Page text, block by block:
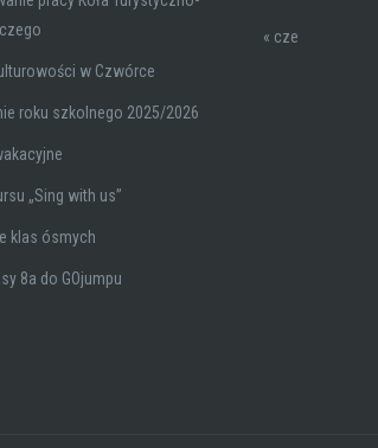
w Czwórce
roku szkolnego 2025/2026
„Sing with us”
klas ósmych
8a do GOjumpu
« cze